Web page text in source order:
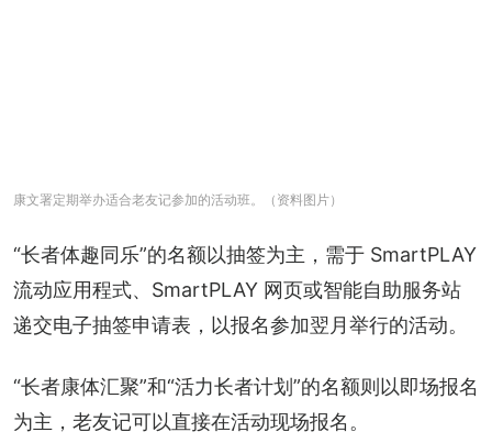
康文署定期举办适合老友记参加的活动班。（资料图片）
“长者体趣同乐”的名额以抽签为主，需于 SmartPLAY
流动应用程式、SmartPLAY 网页或智能自助服务站
递交电子抽签申请表，以报名参加翌月举行的活动。
“长者康体汇聚”和“活力长者计划”的名额则以即场报名
为主，老友记可以直接在活动现场报名。